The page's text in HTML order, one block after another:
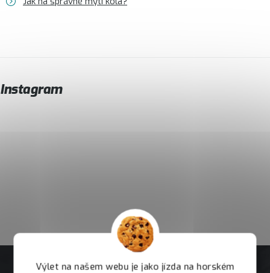
Výlet na našem webu je jako jízda na horském
Instagram